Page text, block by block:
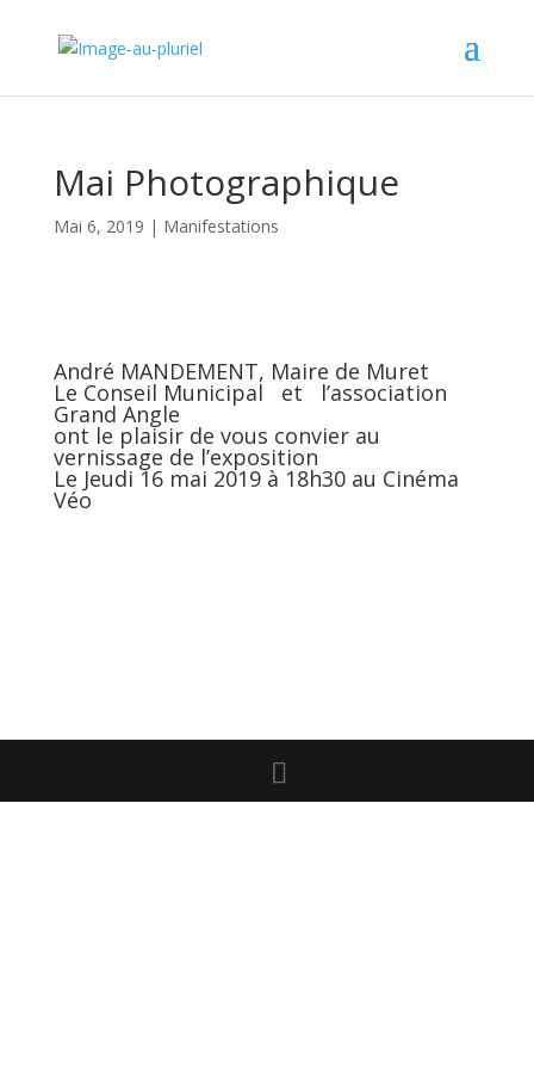
Mai Photographique
Mai 6, 2019 | Manifestations
André MANDEMENT, Maire de Muret
Le Conseil Municipal et l’association
Grand Angle
ont le plaisir de vous convier au
vernissage de l’exposition
Le Jeudi 16 mai 2019 à 18h30 au Cinéma
Véo